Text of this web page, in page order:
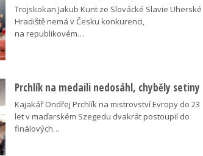
Trojskokan Jakub Kunt ze Slovácké Slavie Uherské
Hradiště nemá v Česku konkurenci,
na republikovém…
Prchlík na medaili nedosáhl, chyběly setiny
Kajakář Ondřej Prchlík na mistrovství Evropy do 23
let v maďarském Szegedu dvakrát postoupil do
finálových…